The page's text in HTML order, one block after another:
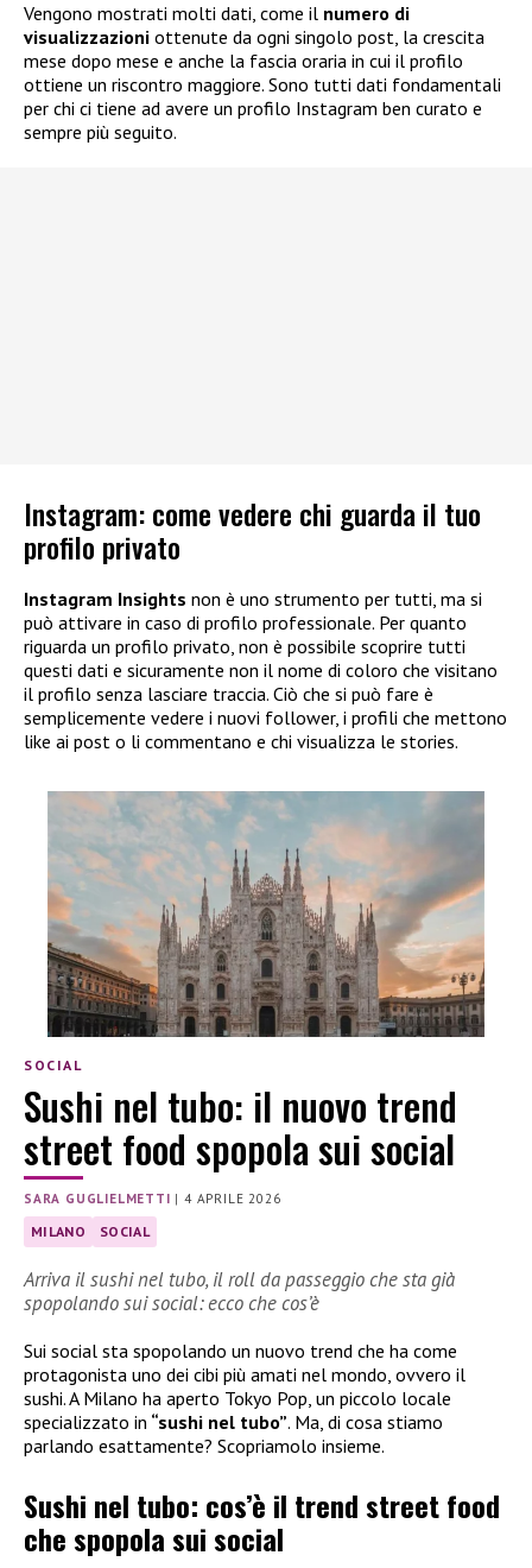
Vengono mostrati molti dati, come il numero di
visualizzazioni ottenute da ogni singolo post, la crescita
mese dopo mese e anche la fascia oraria in cui il profilo
ottiene un riscontro maggiore. Sono tutti dati fondamentali
per chi ci tiene ad avere un profilo Instagram ben curato e
sempre più seguito.
Instagram: come vedere chi guarda il tuo
profilo privato
Instagram Insights non è uno strumento per tutti, ma si
può attivare in caso di profilo professionale. Per quanto
riguarda un profilo privato, non è possibile scoprire tutti
questi dati e sicuramente non il nome di coloro che visitano
il profilo senza lasciare traccia. Ciò che si può fare è
semplicemente vedere i nuovi follower, i profili che mettono
like ai post o li commentano e chi visualizza le stories.
SOCIAL
Sushi nel tubo: il nuovo trend
street food spopola sui social
SARA GUGLIELMETTI |4 APRILE 2026
MILANO SOCIAL
Arriva il sushi nel tubo, il roll da passeggio che sta già
spopolando sui social: ecco che cos’è
Sui social sta spopolando un nuovo trend che ha come
protagonista uno dei cibi più amati nel mondo, ovvero il
sushi. A Milano ha aperto Tokyo Pop, un piccolo locale
specializzato in “sushi nel tubo”. Ma, di cosa stiamo
parlando esattamente? Scopriamolo insieme.
Sushi nel tubo: cos’è il trend street food
che spopola sui social